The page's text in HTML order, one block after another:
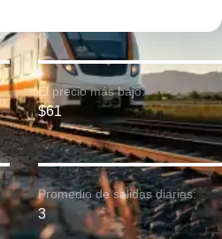
El precio más bajo:
$61
Promedio de salidas diarias:
3